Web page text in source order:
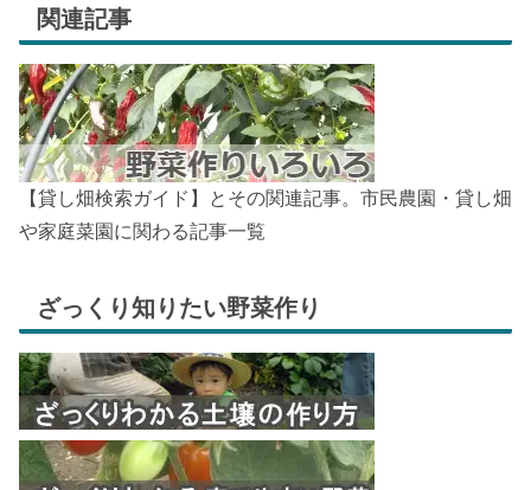
関連記事
【貸し畑検索ガイド】とその関連記事。市民農園・貸し畑
や家庭菜園に関わる記事一覧
ざっくり知りたい野菜作り